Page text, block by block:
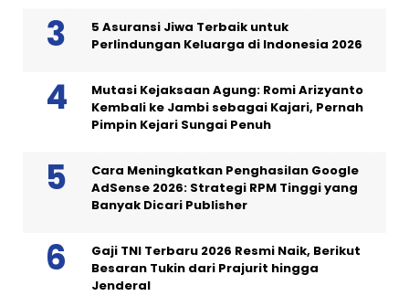
5 Asuransi Jiwa Terbaik untuk
Perlindungan Keluarga di Indonesia 2026
Mutasi Kejaksaan Agung: Romi Arizyanto
Kembali ke Jambi sebagai Kajari, Pernah
Pimpin Kejari Sungai Penuh
Cara Meningkatkan Penghasilan Google
AdSense 2026: Strategi RPM Tinggi yang
Banyak Dicari Publisher
Gaji TNI Terbaru 2026 Resmi Naik, Berikut
Besaran Tukin dari Prajurit hingga
Jenderal